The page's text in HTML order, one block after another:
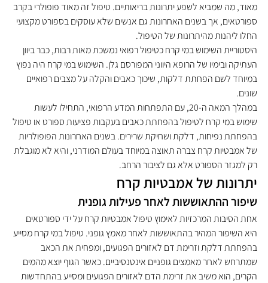
מאוד, מה שמביא לשפע יתרונות בריאותיים. טיפול זה מאוד פופולרי בקרב
ספורטאים, אך בשנים האחרונות גם אנשים שלא עוסקים בספורט מקצועי
החלו ליהנות מהיתרונות של הטיפול.
היסטוריית השימוש במי קרח כטיפול רפואי נמשכת מאות רבות, כבר ביוון
העתיקה ובימיו של הרופא היווני המפורסם גלן. השימוש במי קרח היה נפוץ
במיוחד לשם הפחתת דלקות, שיכוך כאבים והקלה על מצבים רפואיים
שונים.
במהלך המאה ה-20, עם התפתחות המדע הרפואי, התחילו לעשות
שימוש במי קרח לטיפול בהפחתת כאבים בעקבות פציעות ספורט או טיפול
בהפחתת נפיחות, דלקת ושחיקת שרירים. בשנים האחרונות הפופולריות
של אמבטיות קרח צברה תאוצה במיוחד בעולם המודרני, והיא לא מוגבלת
רק למגזר הספורט אלא גם לציבור הרחב.
יתרונות של אמבטיות קרח
שיפור ההתאוששות לאחר פעילות גופנית
אחת הסיבות המרכזיות לאימוץ טיפול אמבטיות קרח על ידי ספורטאים
היא השיפור המהיר בהתאוששות לאחר מאמץ גופני. טיפול במי קרח מסייע
בהפחתת דלקת וזרימת דם לאזורים הפגועים, ומפחית את הכאב
שמתרחש לאחר מאמצים גופניים אינטנסיביים. כאשר הגוף יוצא מהמים
הקרים, הוא משיב את זרימת הדם לאזורים הפגועים ומסייע בהתחדשות